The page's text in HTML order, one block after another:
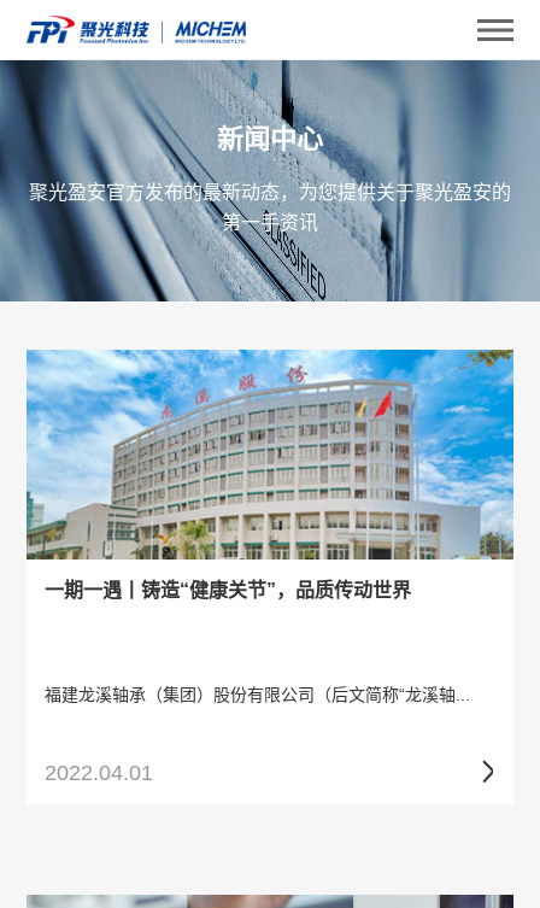
新闻中心
聚光盈安官方发布的最新动态，为您提供关于聚光盈安的
第一手资讯
一期一遇丨铸造“健康关节”，品质传动世界
福建龙溪轴承（集团）股份有限公司（后文简称“龙溪轴...
2022.04.01